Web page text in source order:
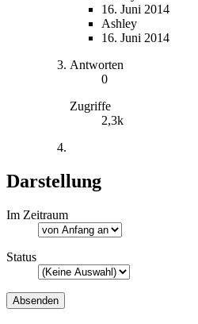
16. Juni 2014
Ashley
16. Juni 2014
Antworten
0
Zugriffe
2,3k
Darstellung
Im Zeitraum
Status